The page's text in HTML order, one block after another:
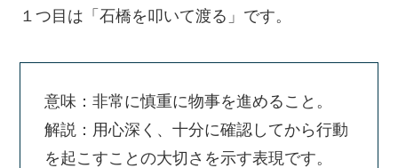
１つ目は「石橋を叩いて渡る」です。
意味：非常に慎重に物事を進めること。
解説：用心深く、十分に確認してから行動
を起こすことの大切さを示す表現です。